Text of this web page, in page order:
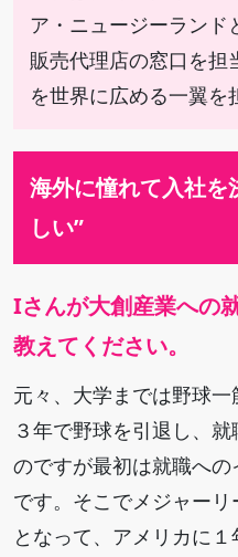
ア・ニュージーランド
販売代理店の窓口を担
を世界に広める一翼を
海外に憧れて入社を
しい”
Iさんが大創産業への
教えてください。
元々、大学までは野球
３年で野球を引退し、
のですが最初は就職へ
です。そこでメジャー
となって、アメリカに